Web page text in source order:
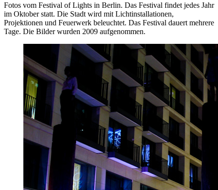
Fotos vom Festival of Lights in Berlin. Das Festival findet jedes Jahr
im Oktober statt. Die Stadt wird mit Lichtinstallationen,
Projektionen und Feuerwerk beleuchtet. Das Festival dauert mehrere
Tage. Die Bilder wurden 2009 aufgenommen.